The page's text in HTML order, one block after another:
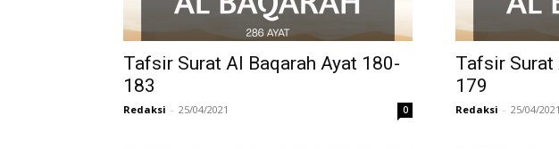
Referensi
Tafsir Surat Al Baqarah Ayat 180-
183
Redaksi - 25/04/2021 0
Tafsir Surat
179
Redaksi - 25/04/2021